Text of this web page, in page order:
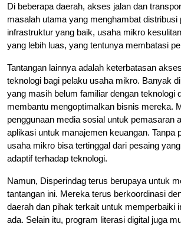
Di beberapa daerah, akses jalan dan
masalah utama yang menghambat distribusi
infrastruktur yang baik, usaha mikro
yang lebih luas, yang tentunya membatasi
Tantangan lainnya adalah keterbatasan
teknologi bagi pelaku usaha mikro. Banyak
yang masih belum familiar dengan teknologi
membantu mengoptimalkan bisnis mereka.
penggunaan media sosial untuk pemasaran
aplikasi untuk manajemen keuangan. Tanpa
usaha mikro bisa tertinggal dari pesaing
adaptif terhadap teknologi.
Namun, Disperindag terus berupaya untuk
tantangan ini. Mereka terus berkoordinasi
daerah dan pihak terkait untuk memperbaiki
ada. Selain itu, program literasi digital juga